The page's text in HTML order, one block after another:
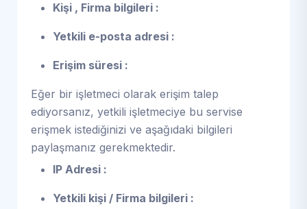
Kişi , Firma bilgileri :
Yetkili e-posta adresi :
Erişim süresi :
Eğer bir işletmeci olarak erişim talep
ediyorsanız, yetkili işletmeciye bu servise
erişmek istediğinizi ve aşağıdaki bilgileri
paylaşmanız gerekmektedir.
IP Adresi :
Yetkili kişi / Firma bilgileri :